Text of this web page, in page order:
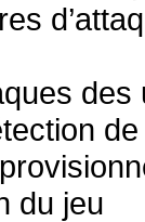
des
du jeu